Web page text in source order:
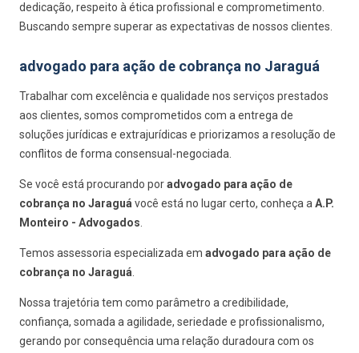
dedicação, respeito à ética profissional e comprometimento.
Buscando sempre superar as expectativas de nossos clientes.
advogado para ação de cobrança no Jaraguá
Trabalhar com excelência e qualidade nos serviços prestados
aos clientes, somos comprometidos com a entrega de
soluções jurídicas e extrajurídicas e priorizamos a resolução de
conflitos de forma consensual-negociada.
Se você está procurando poradvogado para ação de
cobrança no Jaraguá você está no lugar certo, conheça a A.P.
Monteiro - Advogados
Temos assessoria especializada em advogado para ação de
cobrança no Jaraguá
Nossa trajetória tem como parâmetro a credibilidade,
confiança, somada a agilidade, seriedade e profissionalismo,
gerando por consequência uma relação duradoura com os